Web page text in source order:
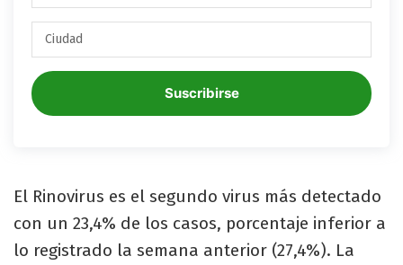
Suscribirse
El Rinovirus es el segundo virus más detectado
con un 23,4% de los casos, porcentaje inferior a
lo registrado la semana anterior (27,4%). La